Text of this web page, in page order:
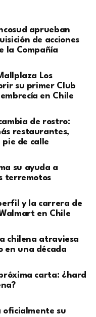
aprueban
de acciones
la Compañía
Los
su primer Club
en Chile
de rostro:
restaurantes,
pie de calle
su ayuda a
terremotos
y la carrera de
en Chile
chilena atraviesa
en una década
carta: ¿hard
oficialmente su